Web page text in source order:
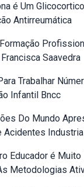
é Um
Antirreumática
Saavedra
Trabalhar
Infantil Bncc
Do Mundo
Acidentes
Educador é
Metodologias